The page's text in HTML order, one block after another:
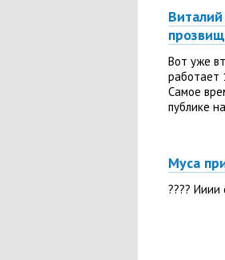
Вот уже
работает
Самое
публике
Муса
???? Ииии